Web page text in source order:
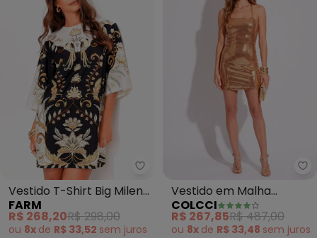
Farm - Vestido T-Shirt Big
Vestido T-Shirt Big Milena
(Preto)
FARM
R$ 268,20R$ 298,00
ou 8x de R$ 33,52 sem juros
Vestido em Malha
Metalizado (Dourado)
COLCCI
R$ 267,85R$ 487,00
ou 8x de R$ 33,48 sem juros